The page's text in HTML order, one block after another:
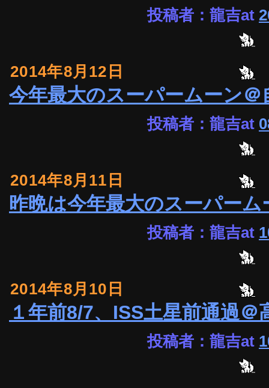
投稿者：龍吉at
2014年8月12日
今年最大のスーパームーン＠
投稿者：龍吉at
2014年8月11日
昨晩は今年最大のスーパーム
投稿者：龍吉at
2014年8月10日
１年前8/7、ISS土星前通過＠
投稿者：龍吉at